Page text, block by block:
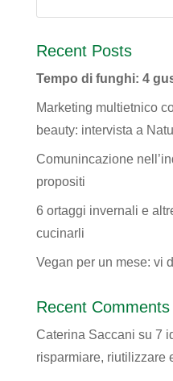
Recent Posts
Tempo di funghi: 4
Marketing multietnico
beauty: intervista a
Comunincazione
propositi
6 ortaggi invernali e
cucinarli
Vegan per un mese: vi
Recent Comments
Caterina Saccani su 7
risparmiare, riutilizzare